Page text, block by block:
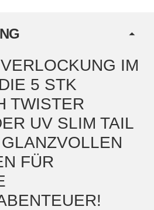
IM
5 STK
TWISTER
UV SLIM TAIL
FÜR